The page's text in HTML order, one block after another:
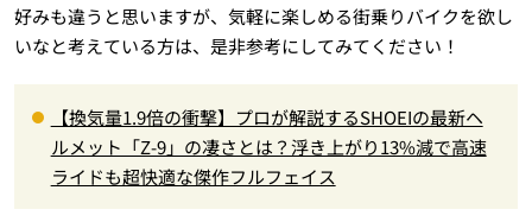
好みも違うと思いますが、気軽に楽しめる街乗りバイクを欲し
いなと考えている方は、是非参考にしてみてください！
【換気量1.9倍の衝撃】プロが解説するSHOEIの最新ヘ
ルメット「Z-9」の凄さとは？浮き上がり13%減で高速
ライドも超快適な傑作フルフェイス